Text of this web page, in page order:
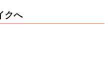
クへ